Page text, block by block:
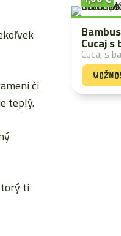
či
teplý.
ti
Cucaj
Cucaj s